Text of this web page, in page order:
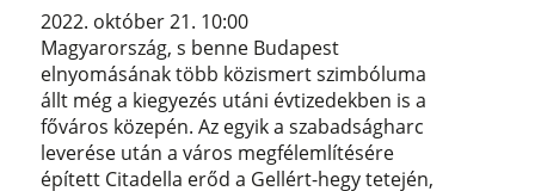
2022. október 21. 10:00
Magyarország, s benne Budapest
elnyomásának több közismert szimbóluma
állt még a kiegyezés utáni évtizedekben is a
főváros közepén. Az egyik a szabadságharc
leverése után a város megfélemlítésére
épített Citadella erőd a Gellért-hegy tetején,